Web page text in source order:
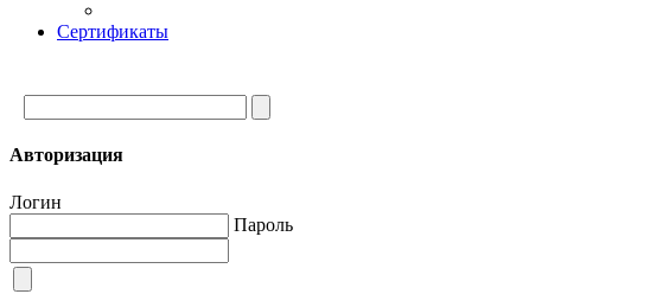
Сертификаты
Авторизация
Логин
Пароль